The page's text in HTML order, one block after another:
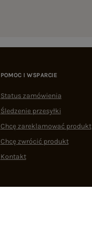
POMOC I WSPARCIE
Status zamówienia
Śledzenie przesyłki
Chcę zareklamować produkt
Chcę zwrócić produkt
Kontakt